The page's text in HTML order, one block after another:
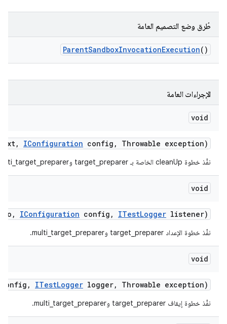
طُرق وضع التصميم العامة
ParentSandboxInvocationExecution()
الإجراءات العامة
void
, IConfiguration config , Throwable exception)
نفِّذ خطوة cleanUp الخاصة بـ target_preparer وmulti_target_preparer.
void
, IConfiguration config , ITestLogger listener)
نفِّذ خطوة الإعداد target_preparer وmulti_target_preparer.
void
, ITestLogger logger, Throwable exception)
نفِّذ خطوة إيقاف target_preparer وmulti_target_preparer.